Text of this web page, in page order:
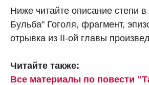
Ниже читайте описание степи
Бульба" Гоголя, фрагмент,
отрывка из II-ой главы
Читайте также:
Все материалы по повести